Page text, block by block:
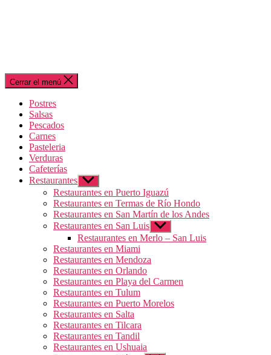
Cerrar el menú
Postres
Salsas
Pescados
Carnes
Pasteleria
Verduras
Cafeterías
Restaurantes Mostrar
el
submenú
Restaurantes en Puerto Iguazú
Restaurantes en Termas de Río Hondo
Restaurantes en San Martín de los Andes
Restaurantes en San Luis Mostrar
el
submenú
Restaurantes en Merlo – San Luis
Restaurantes en Miami
Restaurantes en Mendoza
Restaurantes en Orlando
Restaurantes en Playa del Carmen
Restaurantes en Tulum
Restaurantes en Puerto Morelos
Restaurantes en Salta
Restaurantes en Tilcara
Restaurantes en Tandil
Restaurantes en Ushuaia